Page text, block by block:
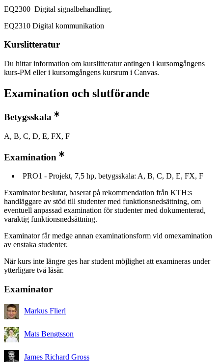
EQ2300 Digital signalbehandling,
EQ2310 Digital kommunikation
Kurslitteratur
Du hittar information om kurslitteratur antingen i kursomgångens
kurs-PM eller i kursomgångens kursrum i Canvas.
Examination och slutförande
Betygsskala
A, B, C, D, E, FX, F
Examination
PRO1 - Projekt, 7,5 hp, betygsskala: A, B, C, D, E, FX, F
Examinator beslutar, baserat på rekommendation från KTH:s
handläggare av stöd till studenter med funktionsnedsättning, om
eventuell anpassad examination för studenter med dokumenterad,
varaktig funktionsnedsättning.
Examinator får medge annan examinationsform vid omexamination
av enstaka studenter.
När kurs inte längre ges har student möjlighet att examineras under
ytterligare två läsår.
Examinator
Markus Flierl
Mats Bengtsson
James Richard Gross